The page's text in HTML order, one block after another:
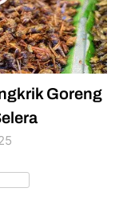
Goreng